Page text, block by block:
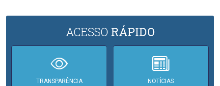
ACESSO RÁPIDO
TRANSPARÊNCIA NOTÍCIAS